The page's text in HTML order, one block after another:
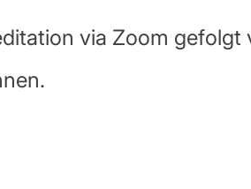
via Zoom